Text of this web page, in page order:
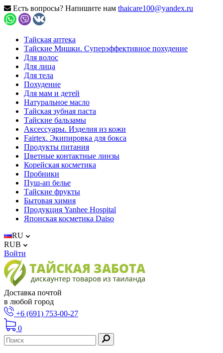
Есть вопросы? Напишите нам thaicare100@yandex.ru
Тайская аптека
Тайские Мишки. Суперэффективное похудение
Для волос
Для лица
Для тела
Похудение
Для мам и детей
Натуральное масло
Тайская зубная паста
Тайские бальзамы
Аксессуары. Изделия из кожи
Fairtex. Экипировка для бокса
Продукты питания
Цветные контактные линзы
Корейская косметика
Пробники
Пуш-ап белье
Тайские фрукты
Бытовая химия
Продукция Yanhee Hospital
Японская косметика Daiso
RU
RUB
Войти
Доставка почтой
в любой город
+6 (691) 753-00-27
0